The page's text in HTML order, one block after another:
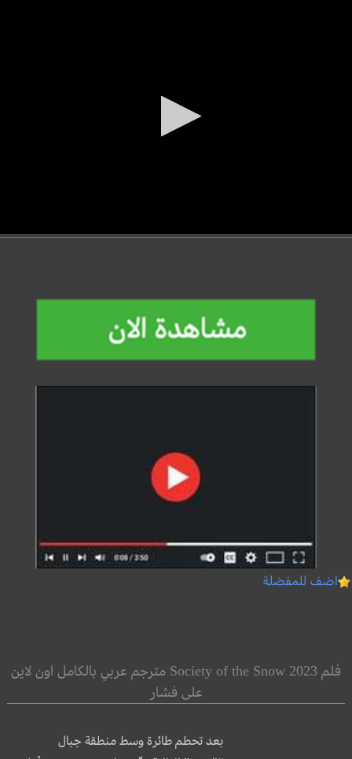
اضف للمفضلة
فلم Society of the Snow 2023 مترجم عربي بالكامل اون لاين
على فشار
بعد تحطم طائرة وسط منطقة جبال